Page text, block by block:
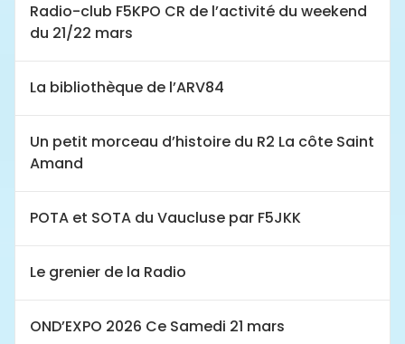
Radio-club F5KPO CR de l’activité du weekend
du 21/22 mars
La bibliothèque de l’ARV84
Un petit morceau d’histoire du R2 La côte Saint
Amand
POTA et SOTA du Vaucluse par F5JKK
Le grenier de la Radio
OND’EXPO 2026 Ce Samedi 21 mars